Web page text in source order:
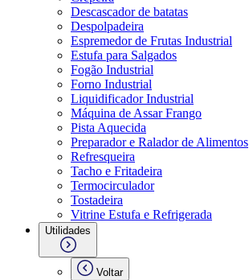
Descascador de batatas
Despolpadeira
Espremedor de Frutas Industrial
Estufa para Salgados
Fogão Industrial
Forno Industrial
Liquidificador Industrial
Máquina de Assar Frango
Pista Aquecida
Preparador e Ralador de Alimentos
Refresqueira
Tacho e Fritadeira
Termocirculador
Tostadeira
Vitrine Estufa e Refrigerada
Utilidades
Voltar